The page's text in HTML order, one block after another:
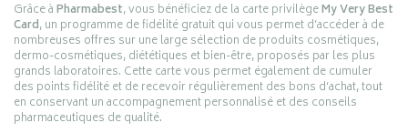
Grâce àPharmabest, vous bénéficiez de la carte privilègeMy Very Best
Card, un programme de fidélité gratuit qui vous permet d’accéder à de
nombreuses offres sur une large sélection de produits cosmétiques,
dermo-cosmétiques, diététiques et bien-être, proposés par les plus
grands laboratoires. Cette carte vous permet également de cumuler
des points fidélité et de recevoir régulièrement des bons d’achat, tout
en conservant un accompagnement personnalisé et des conseils
pharmaceutiques de qualité.